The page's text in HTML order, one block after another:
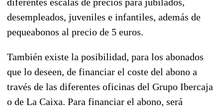
desempleados, juveniles e infantiles, además de
pequeabonos al precio de 5 euros.
También existe la posibilidad, para los abonados
que lo deseen, de financiar el coste del abono a
través de las diferentes oficinas del Grupo Ibercaja
o de La Caixa. Para financiar el abono, será